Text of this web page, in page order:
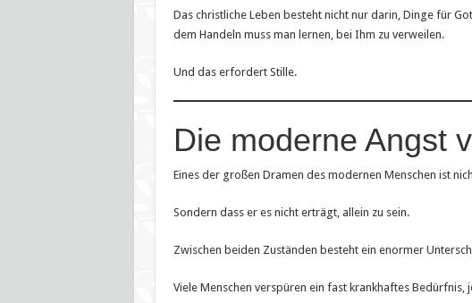
Das christliche Leben besteht nicht nur darin, Dinge für
dem Handeln muss man lernen, bei Ihm zu verweilen.
Und das erfordert Stille.
Die moderne Angst
Eines der großen Dramen des modernen Menschen ist
Sondern dass er es nicht erträgt, allein zu sein.
Zwischen beiden Zuständen besteht ein enormer
Viele Menschen verspüren ein fast krankhaftes Bedürfnis,